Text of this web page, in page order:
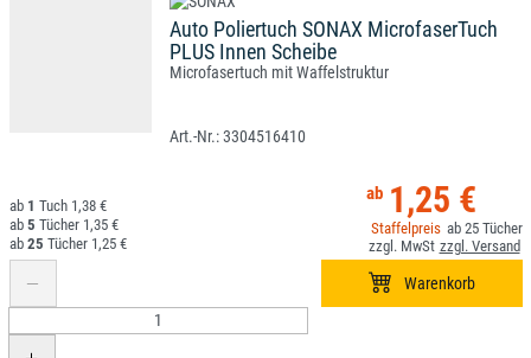
Auto Poliertuch SONAX MicrofaserTuch
PLUS Innen Scheibe
Microfasertuch mit Waffelstruktur
3304516410
1,25 €
25
1
1,38 €
5
1,35 €
25
1,25 €